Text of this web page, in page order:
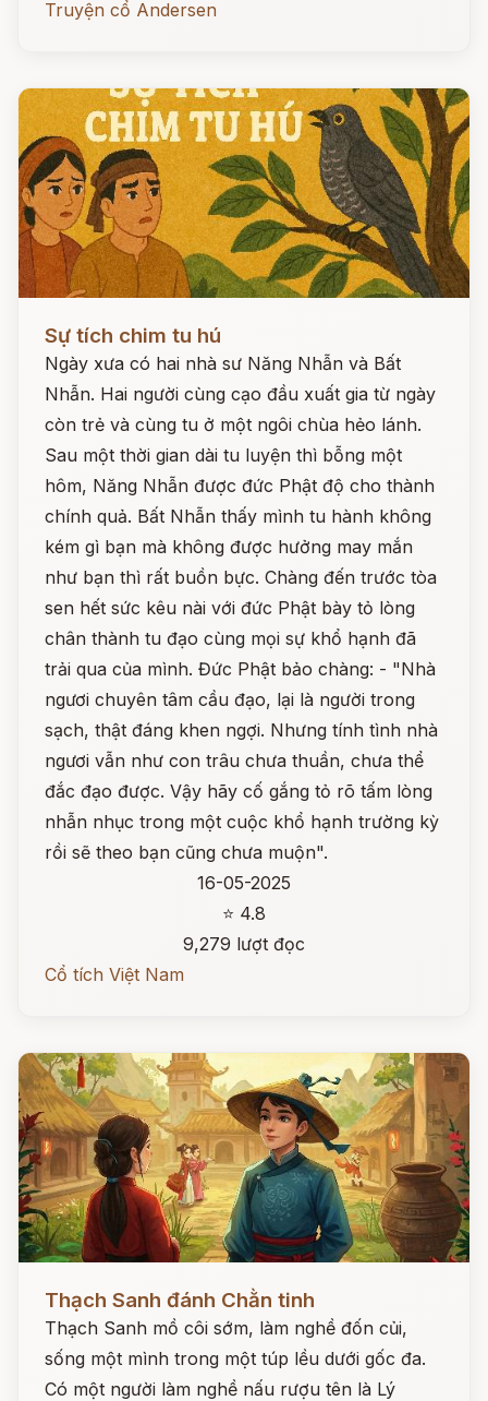
Truyện cổ Andersen
Sự tích chim tu hú
Ngày xưa có hai nhà sư Năng Nhẫn và Bất
Nhẫn. Hai người cùng cạo đầu xuất gia từ ngày
còn trẻ và cùng tu ở một ngôi chùa hẻo lánh.
Sau một thời gian dài tu luyện thì bỗng một
hôm, Năng Nhẫn được đức Phật độ cho thành
chính quả. Bất Nhẫn thấy mình tu hành không
kém gì bạn mà không được hưởng may mắn
như bạn thì rất buồn bực. Chàng đến trước tòa
sen hết sức kêu nài với đức Phật bày tỏ lòng
chân thành tu đạo cùng mọi sự khổ hạnh đã
trải qua của mình. Đức Phật bảo chàng: - "Nhà
ngươi chuyên tâm cầu đạo, lại là người trong
sạch, thật đáng khen ngợi. Nhưng tính tình nhà
ngươi vẫn như con trâu chưa thuần, chưa thể
đắc đạo được. Vậy hãy cố gắng tỏ rõ tấm lòng
nhẫn nhục trong một cuộc khổ hạnh trường kỳ
rồi sẽ theo bạn cũng chưa muộn".
16-05-2025
⭐ 4.8
9,279 lượt đọc
Cổ tích Việt Nam
Thạch Sanh đánh Chằn tinh
Thạch Sanh mồ côi sớm, làm nghề đốn củi,
sống một mình trong một túp lều dưới gốc đa.
Có một người làm nghề nấu rượu tên là Lý